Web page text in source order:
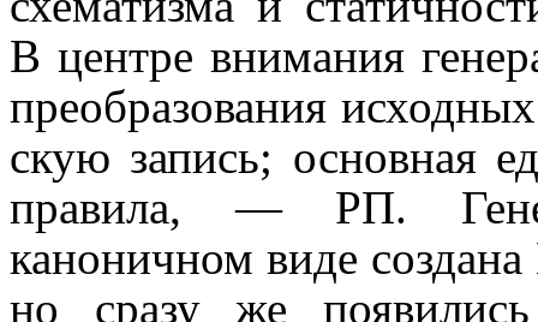
В центре внимания
преобразования
скую запись; основная
правила, — РП.
каноничном виде
но сразу же